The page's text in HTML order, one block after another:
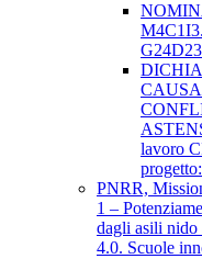
lavoro
PNRR,
1 –
dagli asili nido
4.0. Scuole